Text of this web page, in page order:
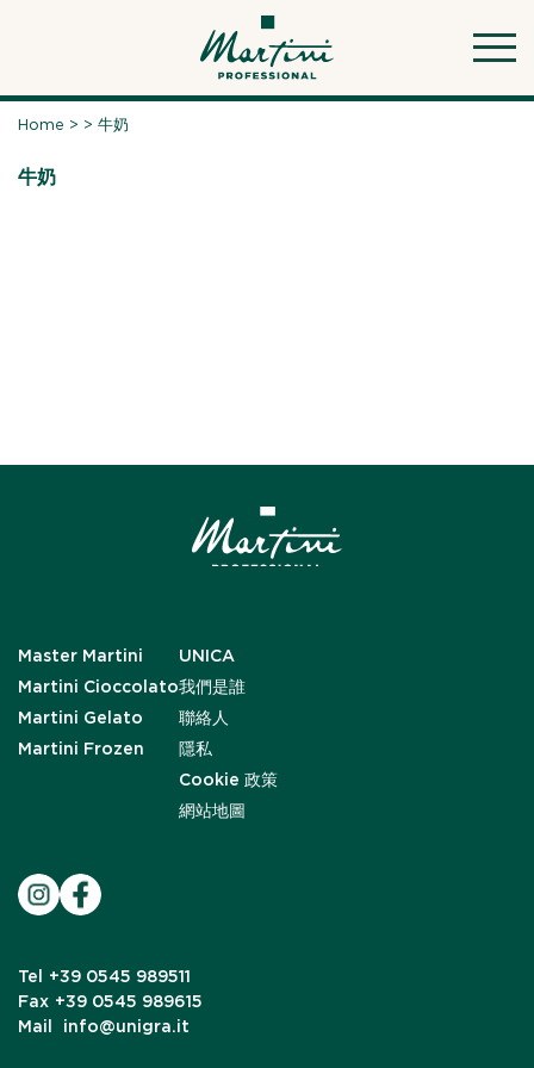
Home > >牛奶
牛奶
Master Martini
Martini Cioccolato
Martini Gelato
Martini Frozen
UNICA
我們是誰
聯絡人
隱私
Cookie 政策
網站地圖
Tel
+39 0545 989511
Fax +39 0545 989615
Mail
info@unigra.it